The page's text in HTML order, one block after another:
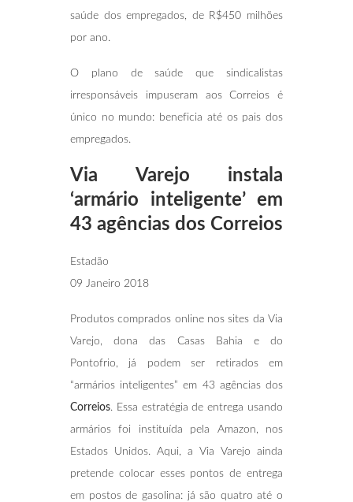
saúde dos empregados, de R$450 milhões
por ano.
O plano de saúde que sindicalistas
irresponsáveis impuseram aos Correios é
único no mundo: beneficia até os pais dos
empregados.
Via Varejo instala
‘armário inteligente’ em
43 agências dos Correios
Estadão
09 Janeiro 2018
Produtos comprados online nos sites da Via
Varejo, dona das Casas Bahia e do
Pontofrio, já podem ser retirados em
“armários inteligentes” em 43 agências dos
Correios. Essa estratégia de entrega usando
armários foi instituída pela Amazon, nos
Estados Unidos. Aqui, a Via Varejo ainda
pretende colocar esses pontos de entrega
em postos de gasolina: já são quatro até o